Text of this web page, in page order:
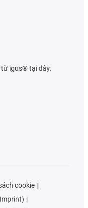
từ igus® tại đây.
cookie